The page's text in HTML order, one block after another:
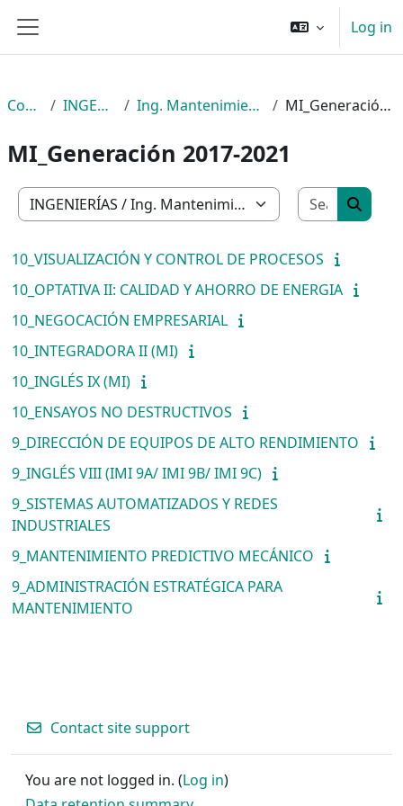
Side panel
Log in
Courses INGENIERÍAS Ing. Mantenimiento Industrial MI_Generación 2017-2021
MI_Generación 2017-2021
Course categories
Search
10_VISUALIZACIÓN Y CONTROL DE PROCESOS
10_OPTATIVA II: CALIDAD Y AHORRO DE ENERGIA
10_NEGOCACIÓN EMPRESARIAL
10_INTEGRADORA II (MI)
10_INGLÉS IX (MI)
10_ENSAYOS NO DESTRUCTIVOS
9_DIRECCIÓN DE EQUIPOS DE ALTO RENDIMIENTO
9_INGLÉS VIII (IMI 9A/ IMI 9B/ IMI 9C)
9_SISTEMAS AUTOMATIZADOS Y REDES
INDUSTRIALES
9_MANTENIMIENTO PREDICTIVO MECÁNICO
9_ADMINISTRACIÓN ESTRATÉGICA PARA
MANTENIMIENTO
Contact site support
You are not logged in. (Log in)